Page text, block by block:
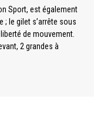
Sport, est également
; le gilet s’arrête sous
de mouvement.
2 grandes à